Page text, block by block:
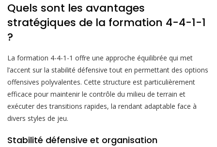
Quels sont les avantages
stratégiques de la formation 4-4-1-1
?
La formation 4-4-1-1 offre une approche équilibrée qui met
l’accent sur la stabilité défensive tout en permettant des options
offensives polyvalentes. Cette structure est particulièrement
efficace pour maintenir le contrôle du milieu de terrain et
exécuter des transitions rapides, la rendant adaptable face à
divers styles de jeu.
Stabilité défensive et organisation